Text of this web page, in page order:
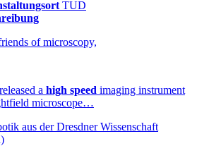
TUD
of microscopy,
a high speed imaging instrument
microscope…
aus der Dresdner Wissenschaft